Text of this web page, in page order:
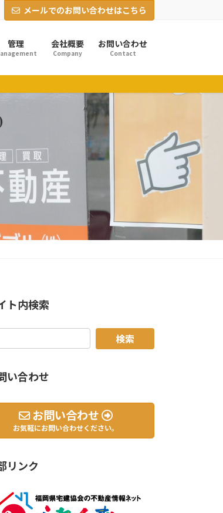
メールでのお問い合わせはこちら
管理 会社概要
Company
お問い合わせ
Contact
ト内検索
い合わせ
お問い合わせ
お気軽にお問い合わせください。
リンク